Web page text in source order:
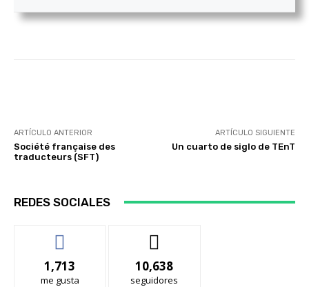
ARTÍCULO ANTERIOR
Société française des
traducteurs (SFT)
ARTÍCULO SIGUIENTE
Un cuarto de siglo de TEnT
REDES SOCIALES
1,713
me gusta
10,638
seguidores